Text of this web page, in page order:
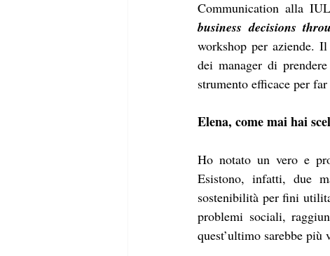
Communication alla
business decisions
workshop per aziende.
dei manager di
strumento efficace per
Elena, come mai hai
Ho notato un vero e
Esistono, infatti, due
sostenibilità per fini
problemi sociali,
quest’ultimo sarebbe più